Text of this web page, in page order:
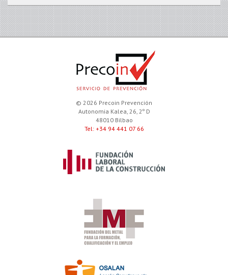
© 2026 Precoin Prevención
Autonomia Kalea, 26, 2º D
48010 Bilbao
Tel: +34 94 441 07 66